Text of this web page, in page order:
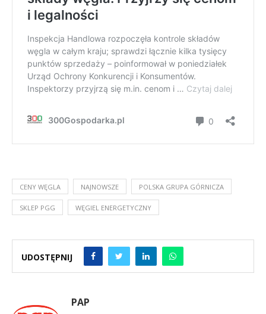
CENY WĘGLA NAJNOWSZE POLSKA GRUPA GÓRNICZA
SKLEP PGG WĘGIEL ENERGETYCZNY
UDOSTĘPNIJ
PAP